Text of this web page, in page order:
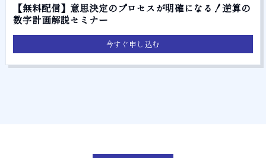
【無料配信】意思決定のプロセスが明確になる！逆算の
数字計画解説セミナー
今すぐ申し込む